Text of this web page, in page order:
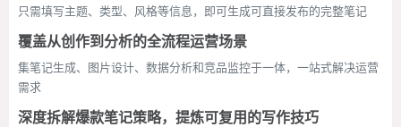
只需填写主题、类型、风格等信息，即可生成可直接发布的完整笔记
覆盖从创作到分析的全流程运营场景
集笔记生成、图片设计、数据分析和竞品监控于一体，一站式解决运营
需求
深度拆解爆款笔记策略，提炼可复用的写作技巧